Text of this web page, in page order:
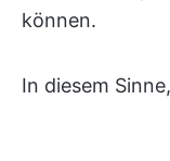
können.
In diesem